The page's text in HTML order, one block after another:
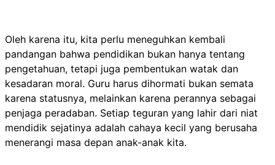
Oleh karena itu, kita perlu meneguhkan kembali
pandangan bahwa pendidikan bukan hanya tentang
pengetahuan, tetapi juga pembentukan watak dan
kesadaran moral. Guru harus dihormati bukan semata
karena statusnya, melainkan karena perannya sebagai
penjaga peradaban. Setiap teguran yang lahir dari niat
mendidik sejatinya adalah cahaya kecil yang berusaha
menerangi masa depan anak-anak kita.